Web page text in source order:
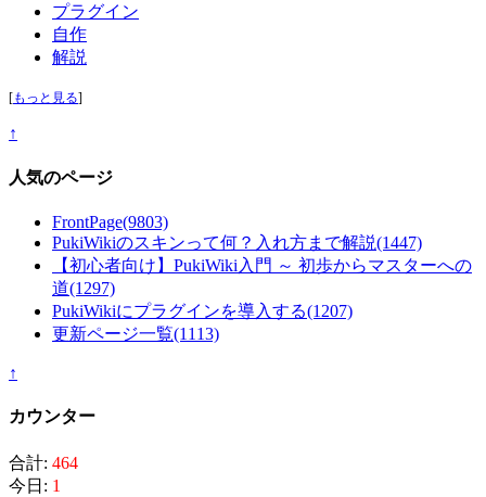
プラグイン
自作
解説
[もっと見る]
↑
人気のページ
FrontPage(9803)
PukiWikiのスキンって何？入れ方まで解説(1447)
【初心者向け】PukiWiki入門 ～ 初歩からマスターへの
道(1297)
PukiWikiにプラグインを導入する(1207)
更新ページ一覧(1113)
↑
カウンター
合計: 464
今日: 1